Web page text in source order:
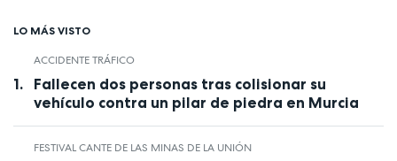
LO MÁS VISTO
ACCIDENTE TRÁFICO
Fallecen dos personas tras colisionar su
vehículo contra un pilar de piedra en Murcia
FESTIVAL CANTE DE LAS MINAS DE LA UNIÓN